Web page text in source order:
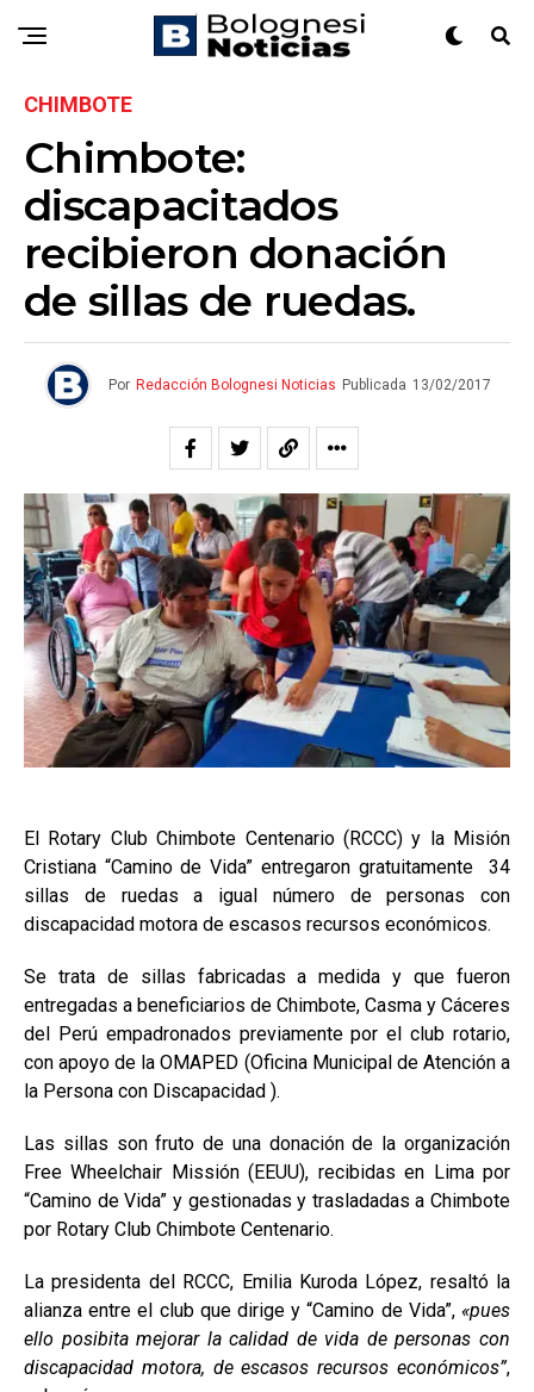
CHIMBOTE
Chimbote:
discapacitados
recibieron donación
de sillas de ruedas.
Por Redacción Bolognesi Noticias Publicada 13/02/2017
El Rotary Club Chimbote Centenario (RCCC) y la Misión
Cristiana “Camino de Vida” entregaron gratuitamente 34
sillas de ruedas a igual número de personas con
discapacidad motora de escasos recursos económicos.
Se trata de sillas fabricadas a medida y que fueron
entregadas a beneficiarios de Chimbote, Casma y Cáceres
del Perú empadronados previamente por el club rotario,
con apoyo de la OMAPED (Oficina Municipal de Atención a
la Persona con Discapacidad ).
Las sillas son fruto de una donación de la organización
Free Wheelchair Missión (EEUU), recibidas en Lima por
“Camino de Vida” y gestionadas y trasladadas a Chimbote
por Rotary Club Chimbote Centenario.
La presidenta del RCCC, Emilia Kuroda López, resaltó la
alianza entre el club que dirige y “Camino de Vida”, «pues
ello posibita mejorar la calidad de vida de personas con
discapacidad motora, de escasos recursos económicos”,